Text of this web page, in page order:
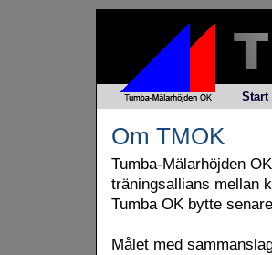
Start
Om TMOK
Tumba-Mälarhöjden
träningsallians mellan
Tumba OK bytte
Målet med